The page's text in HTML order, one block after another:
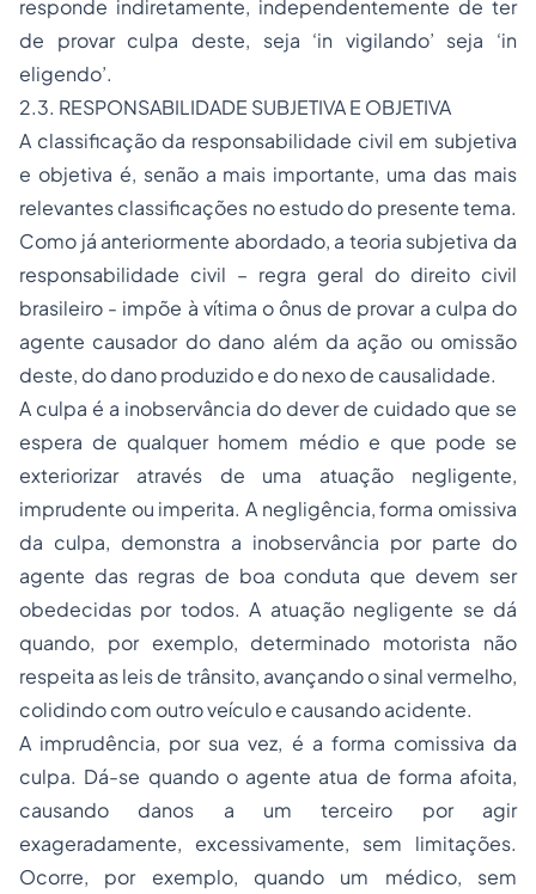
responde indiretamente, independentemente de ter
de provar culpa deste, seja ‘in vigilando’ seja ‘in
eligendo’.
2.3. RESPONSABILIDADE SUBJETIVA E OBJETIVA
A classificação da responsabilidade civil em subjetiva
e objetiva é, senão a mais importante, uma das mais
relevantes classificações no estudo do presente tema.
Como já anteriormente abordado, a teoria subjetiva da
responsabilidade civil – regra geral do direito civil
brasileiro - impõe à vítima o ônus de provar a culpa do
agente causador do dano além da ação ou omissão
deste, do dano produzido e do nexo de causalidade.
A culpa é a inobservância do dever de cuidado que se
espera de qualquer homem médio e que pode se
exteriorizar através de uma atuação negligente,
imprudente ou imperita. A negligência, forma omissiva
da culpa, demonstra a inobservância por parte do
agente das regras de boa conduta que devem ser
obedecidas por todos. A atuação negligente se dá
quando, por exemplo, determinado motorista não
respeita as leis de trânsito, avançando o sinal vermelho,
colidindo com outro veículo e causando acidente.
A imprudência, por sua vez, é a forma comissiva da
culpa. Dá-se quando o agente atua de forma afoita,
causando danos a um terceiro por agir
exageradamente, excessivamente, sem limitações.
Ocorre, por exemplo, quando um médico, sem